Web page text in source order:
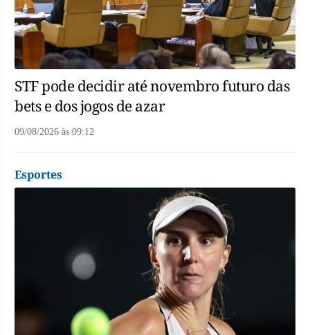
STF pode decidir até novembro futuro das
bets e dos jogos de azar
09/08/2026 às 09:12
Esportes